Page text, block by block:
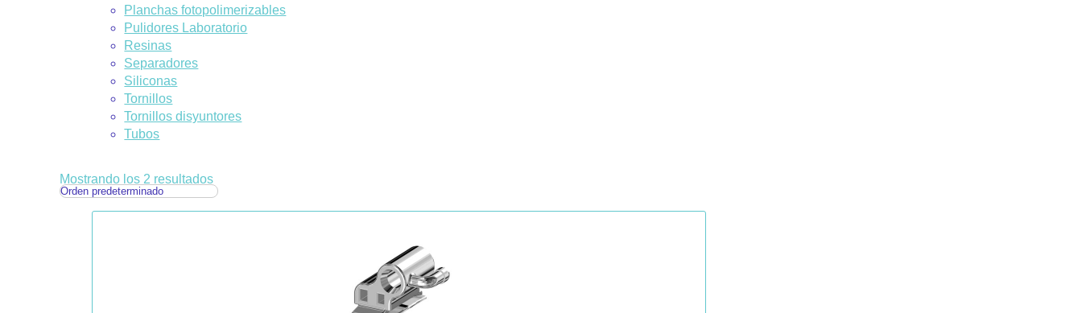
Planchas fotopolimerizables
Pulidores Laboratorio
Resinas
Separadores
Siliconas
Tornillos
Tornillos disyuntores
Tubos
Mostrando los 2 resultados